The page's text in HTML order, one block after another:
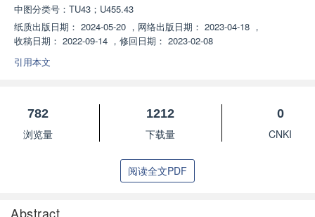
中图分类号： TU43；U455.43
纸质出版日期： 2024-05-20 ， 网络出版日期： 2023-04-18 ，
收稿日期： 2022-09-14 ， 修回日期： 2023-02-08
引用本文
782
浏览量
1212
下载量
0
CNKI
阅读全文PDF
Abstract